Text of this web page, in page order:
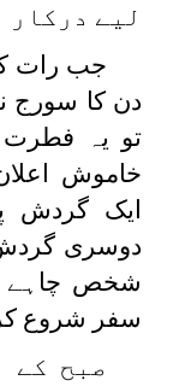
لیے درکار
جب رات کا
دن کا سورج
تو یہ
خاموش
ایک گردش
دوسری
شخص چاہے
سفر شروع
صبح کے